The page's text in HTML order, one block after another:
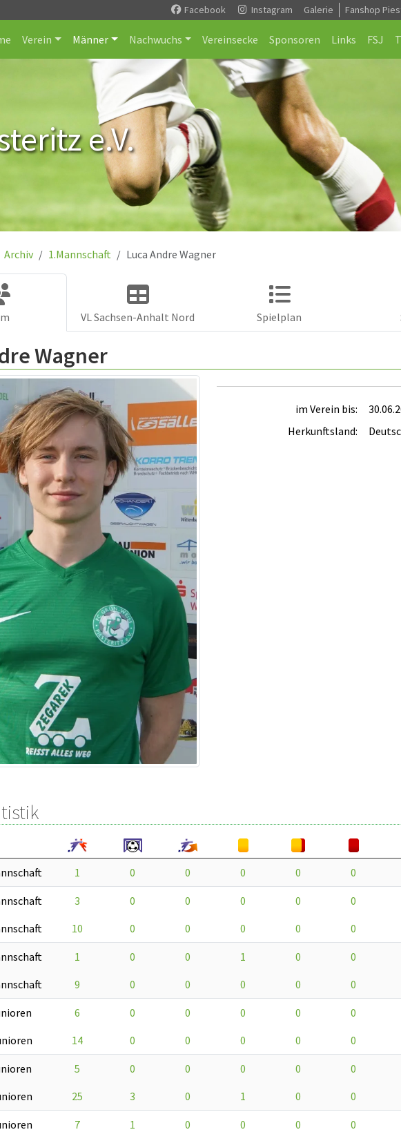
Facebook Instagram Galerie Fanshop
Verein Männer Nachwuchs Vereinsecke Sponsoren Links FSJ
e.V.
Archiv 1.Mannschaft Luca Andre Wagner
VL Sachsen-Anhalt Nord Spielplan
Wagner
im Verein bis:
Herkunftsland:
1 0 0 0 0 0
3 0 0 0 0 0
10 0 0 0 0 0
1 0 0 1 0 0
9 0 0 0 0 0
6 0 0 0 0 0
14 0 0 0 0 0
5 0 0 0 0 0
25 3 0 1 0 0
7 1 0 0 0 0